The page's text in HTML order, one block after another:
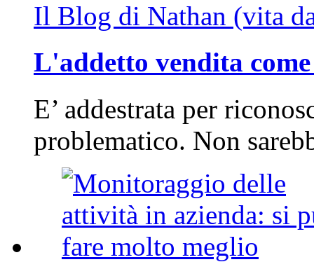
Il Blog di Nathan (vita
L'addetto vendita
E’ addestrata per
problematico. Non